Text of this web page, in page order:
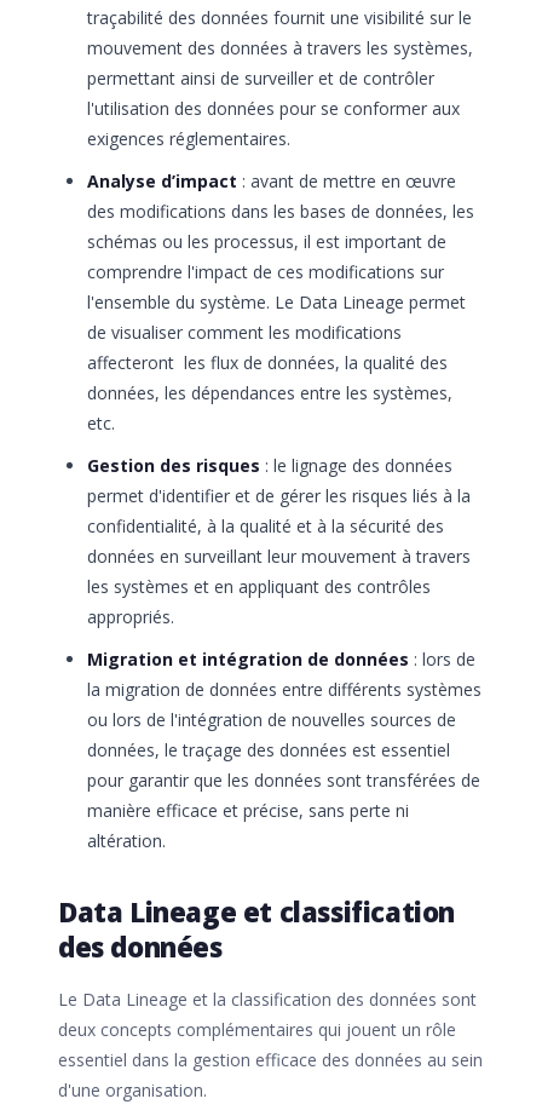
traçabilité des données fournit une visibilité sur le
mouvement des données à travers les systèmes,
permettant ainsi de surveiller et de contrôler
l'utilisation des données pour se conformer aux
exigences réglementaires.
Analyse d’impact : avant de mettre en œuvre
des modifications dans les bases de données, les
schémas ou les processus, il est important de
comprendre l'impact de ces modifications sur
l'ensemble du système. Le Data Lineage permet
de visualiser comment les modifications
affecteront les flux de données, la qualité des
données, les dépendances entre les systèmes,
etc.
Gestion des risques : le lignage des données
permet d'identifier et de gérer les risques liés à la
confidentialité, à la qualité et à la sécurité des
données en surveillant leur mouvement à travers
les systèmes et en appliquant des contrôles
appropriés.
Migration et intégration de données : lors de
la migration de données entre différents systèmes
ou lors de l'intégration de nouvelles sources de
données, le traçage des données est essentiel
pour garantir que les données sont transférées de
manière efficace et précise, sans perte ni
altération.
Data Lineage et classification
des données
Le Data Lineage et la classification des données sont
deux concepts complémentaires qui jouent un rôle
essentiel dans la gestion efficace des données au sein
d'une organisation.